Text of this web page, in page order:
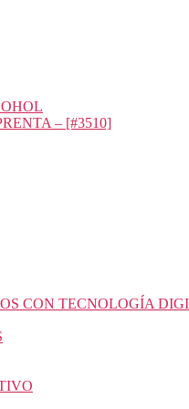
– [#3510]
CON TECNOLOGÍA